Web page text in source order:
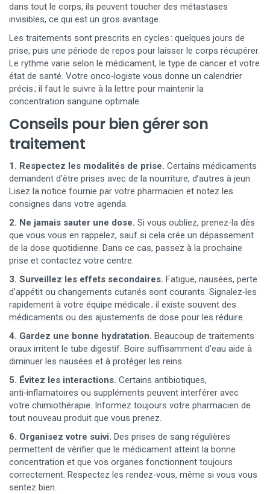
dans tout le corps, ils peuvent toucher des métastases
invisibles, ce qui est un gros avantage.
Les traitements sont prescrits en cycles : quelques jours de
prise, puis une période de repos pour laisser le corps récupérer.
Le rythme varie selon le médicament, le type de cancer et votre
état de santé. Votre onco‑logiste vous donne un calendrier
précis ; il faut le suivre à la lettre pour maintenir la
concentration sanguine optimale.
Conseils pour bien gérer son
traitement
1. Respectez les modalités de prise. Certains médicaments
demandent d’être prises avec de la nourriture, d’autres à jeun.
Lisez la notice fournie par votre pharmacien et notez les
consignes dans votre agenda.
2. Ne jamais sauter une dose. Si vous oubliez, prenez‑la dès
que vous vous en rappelez, sauf si cela crée un dépassement
de la dose quotidienne. Dans ce cas, passez à la prochaine
prise et contactez votre centre.
3. Surveillez les effets secondaires. Fatigue, nausées, perte
d’appétit ou changements cutanés sont courants. Signalez‑les
rapidement à votre équipe médicale ; il existe souvent des
médicaments ou des ajustements de dose pour les réduire.
4. Gardez une bonne hydratation. Beaucoup de traitements
oraux irritent le tube digestif. Boire suffisamment d’eau aide à
diminuer les nausées et à protéger les reins.
5. Évitez les interactions. Certains antibiotiques,
anti‑inflamatoires ou suppléments peuvent interférer avec
votre chimiothérapie. Informez toujours votre pharmacien de
tout nouveau produit que vous prenez.
6. Organisez votre suivi. Des prises de sang régulières
permettent de vérifier que le médicament atteint la bonne
concentration et que vos organes fonctionnent toujours
correctement. Respectez les rendez‑vous, même si vous vous
sentez bien.